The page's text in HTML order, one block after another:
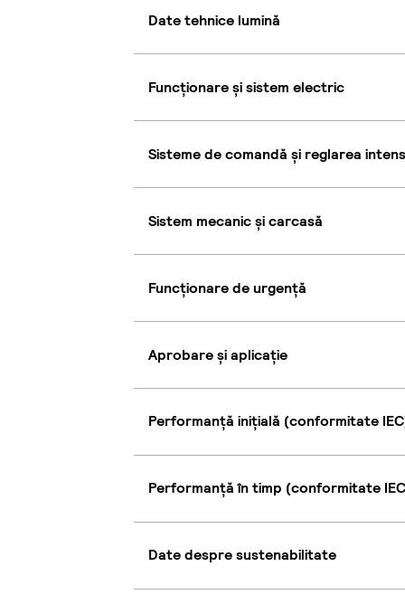
Date tehnice lumină
Funcționare și sistem electric
Sisteme de comandă și reglarea
Sistem mecanic și carcasă
Funcționare de urgență
Aprobare și aplicație
Performanță inițială (conformitate
Performanță în timp (conformitate
Date despre sustenabilitate